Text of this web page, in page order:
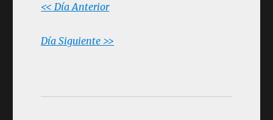
<< Día Anterior
Día Siguiente >>